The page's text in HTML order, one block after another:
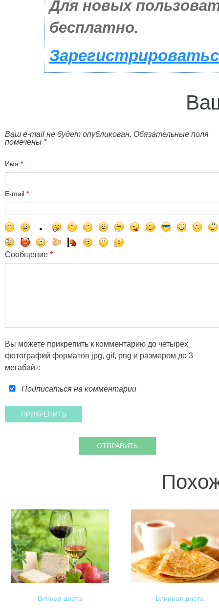
Для новых
бесплатно.
Ваш e-mail не будет опубликован. Обязательные поля
помечены *
Имя *
E-mail *
Сообщение *
Вы можете прикрепить к комментарию до четырех
фотографий форматов jpg, gif, png и размером до 3
мегабайт:
Подписаться на комментарии
Винная диета Блинная диета